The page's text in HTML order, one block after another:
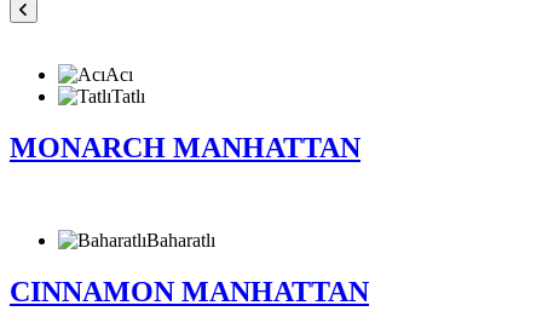
Acı
Tatlı
MONARCH MANHATTAN
Baharatlı
CINNAMON MANHATTAN